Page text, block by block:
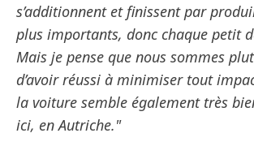
s’additionnent et finissent par
plus importants, donc chaque petit
Mais je pense que nous sommes
d’avoir réussi à minimiser tout
la voiture semble également très
ici, en Autriche."